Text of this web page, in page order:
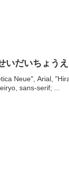
いだいちょう
Neue", Arial,
sans-serif; ...